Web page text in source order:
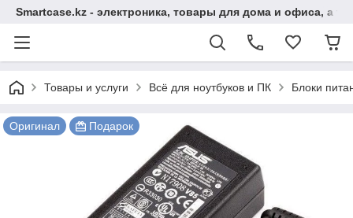
Smartcase.kz - электроника, товары для дома и офиса, а
Товары и услуги Всё для ноутбуков и ПК Блоки
Оригинал Подарок